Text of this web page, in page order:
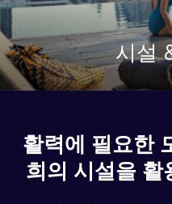
시설
활력에 필요한
희의 시설을 활